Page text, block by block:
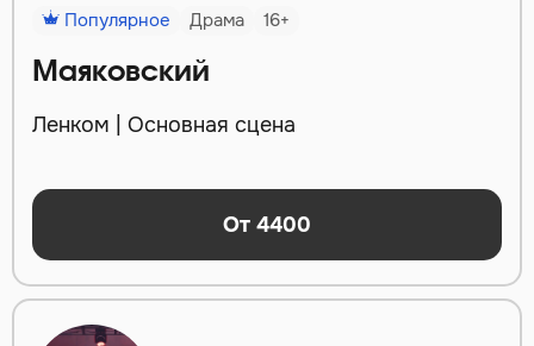
Популярное Драма 16+
Маяковский
Ленком | Основная сцена
От 4400